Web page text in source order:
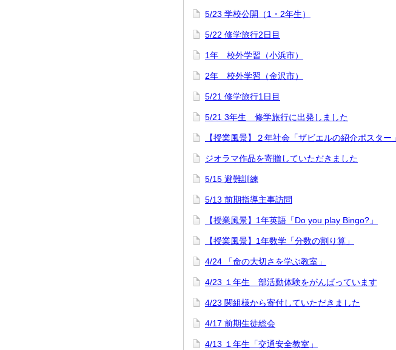
5/23 学校公開（1・2年生）
5/22 修学旅行2日目
1年 校外学習（小浜市）
2年 校外学習（金沢市）
5/21 修学旅行1日目
5/21 3年生 修学旅行に出発しました
【授業風景】２年社会「ザビエルの紹介ポスター」
ジオラマ作品を寄贈していただきました
5/15 避難訓練
5/13 前期指導主事訪問
【授業風景】1年英語「Do you play Bingo?」
【授業風景】1年数学「分数の割り算」
4/24 「命の大切さを学ぶ教室」
4/23 １年生 部活動体験をがんばっています
4/23 関組様から寄付していただきました
4/17 前期生徒総会
4/13 １年生「交通安全教室」